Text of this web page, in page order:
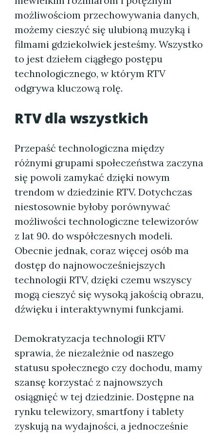
możliwościom przechowywania danych,
możemy cieszyć się ulubioną muzyką i
filmami gdziekolwiek jesteśmy. Wszystko
to jest dziełem ciągłego postępu
technologicznego, w którym RTV
odgrywa kluczową rolę.
RTV dla wszystkich
Przepaść technologiczna między
różnymi grupami społeczeństwa zaczyna
się powoli zamykać dzięki nowym
trendom w dziedzinie RTV. Dotychczas
niestosownie byłoby porównywać
możliwości technologiczne telewizorów
z lat 90. do współczesnych modeli.
Obecnie jednak, coraz więcej osób ma
dostęp do najnowocześniejszych
technologii RTV, dzięki czemu wszyscy
mogą cieszyć się wysoką jakością obrazu,
dźwięku i interaktywnymi funkcjami.
Demokratyzacja technologii RTV
sprawia, że niezależnie od naszego
statusu społecznego czy dochodu, mamy
szansę korzystać z najnowszych
osiągnięć w tej dziedzinie. Dostępne na
rynku telewizory, smartfony i tablety
zyskują na wydajności, a jednocześnie